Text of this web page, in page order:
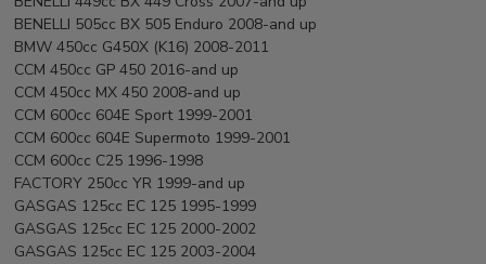
BENELLI 505cc BX 505 Enduro 2008-and up
BMW 450cc G450X (K16) 2008-2011
CCM 450cc GP 450 2016-and up
CCM 450cc MX 450 2008-and up
CCM 600cc 604E Sport 1999-2001
CCM 600cc 604E Supermoto 1999-2001
CCM 600cc C25 1996-1998
FACTORY 250cc YR 1999-and up
GASGAS 125cc EC 125 1995-1999
GASGAS 125cc EC 125 2000-2002
GASGAS 125cc EC 125 2003-2004